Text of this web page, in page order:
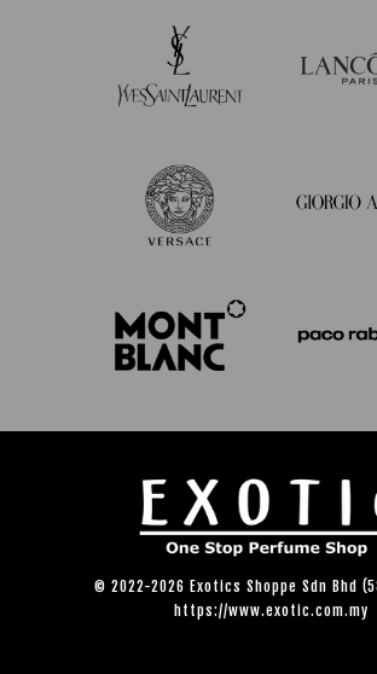
© 2022-2026 Exotics Shoppe Sdn Bhd
https://www.exotic.com.my